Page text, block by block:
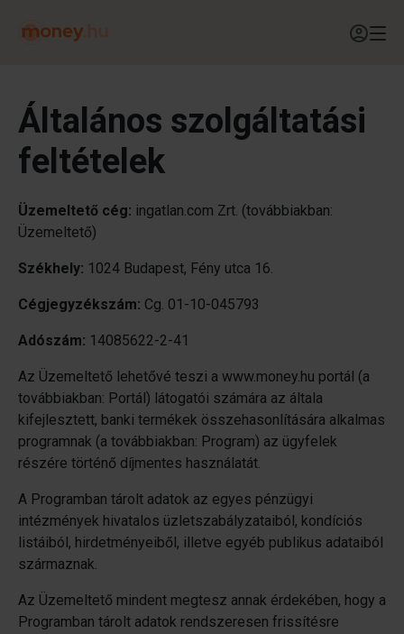
Általános szolgáltatási
feltételek
Üzemeltető cég: ingatlan.com Zrt. (továbbiakban:
Üzemeltető)
Székhely: 1024 Budapest, Fény utca 16.
Cégjegyzékszám: Cg. 01-10-045793
Adószám: 14085622-2-41
Az Üzemeltető lehetővé teszi a www.money.hu portál (a
továbbiakban: Portál) látogatói számára az általa
kifejlesztett, banki termékek összehasonlítására alkalmas
programnak (a továbbiakban: Program) az ügyfelek
részére történő díjmentes használatát.
A Programban tárolt adatok az egyes pénzügyi
intézmények hivatalos üzletszabályzataiból, kondíciós
listáiból, hirdetményeiből, illetve egyéb publikus adataiból
származnak.
Az Üzemeltető mindent megtesz annak érdekében, hogy a
Programban tárolt adatok rendszeresen frissítésre